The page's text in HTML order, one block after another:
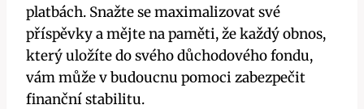
platbách. Snažte se maximalizovat své
příspěvky a mějte na paměti, že každý obnos,
který uložíte do svého důchodového fondu,
vám může v budoucnu pomoci zabezpečit
finanční stabilitu.